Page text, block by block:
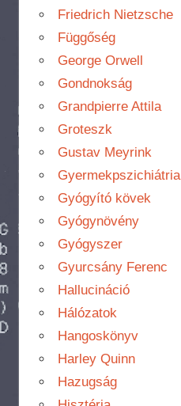
Friedrich Nietzsche
Függőség
George Orwell
Gondnokság
Grandpierre Attila
Groteszk
Gustav Meyrink
Gyermekpszichiátria
Gyógyító kövek
Gyógynövény
Gyógyszer
Gyurcsány Ferenc
Hallucináció
Hálózatok
Hangoskönyv
Harley Quinn
Hazugság